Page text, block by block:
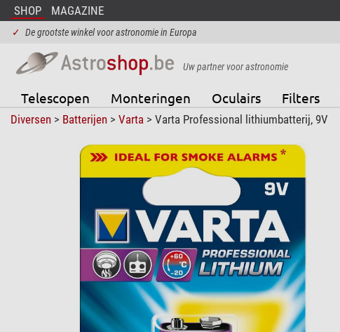
SHOP MAGAZINE
✓ De grootste winkel voor astronomie in Europa
Uw partner voor astronomie
Telescopen Monteringen Oculairs Filters
Diversen> Batterijen> Varta > Varta Professional lithiumbatterij, 9V